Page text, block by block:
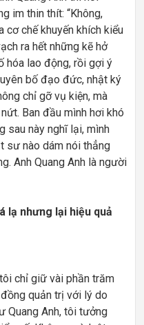
im thin thít: “Không,
cơ chế khuyến khích kiểu
ra hết những kẽ hở
hóa lao động, rồi gợi ý
bố đạo đức, nhật ký
chỉ gỡ vụ kiện, mà
Ban đầu mình hơi khó
sau này nghĩ lại, mình
sư nào dám nói thẳng
Anh Quang Anh là người
lạ nhưng lại hiệu quả
chỉ giữ vài phần trăm
quản trị với lý do
Quang Anh, tôi tưởng